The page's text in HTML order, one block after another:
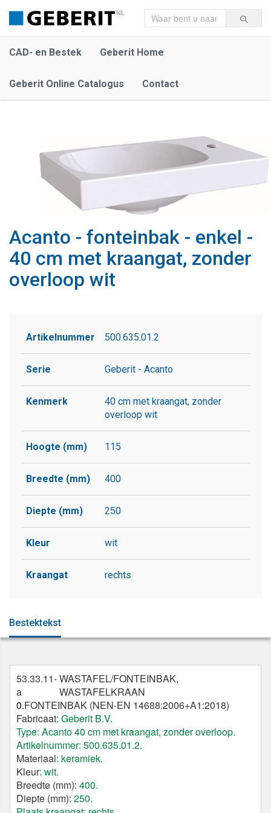
NL
CAD- en Bestek Geberit Home
Geberit Online Catalogus Contact
Acanto - fonteinbak - enkel -
40 cm met kraangat, zonder
overloop wit
Artikelnummer 500.635.01.2
Serie Geberit - Acanto
Kenmerk
40 cm met kraangat, zonder
overloop wit
Hoogte (mm) 115
Breedte (mm) 400
Diepte (mm) 250
Kleur wit
Kraangat rechts
Bestektekst
53.33.11-
a
WASTAFEL/FONTEINBAK,
WASTAFELKRAAN
0.FONTEINBAK (NEN-EN 14688:2006+A1:2018)
Fabricaat: Geberit B.V.
Type: Acanto 40 cm met kraangat, zonder overloop.
Artikelnummer: 500.635.01.2.
Materiaal: keramiek.
Kleur: wit.
Breedte (mm):400.
Diepte (mm):250.